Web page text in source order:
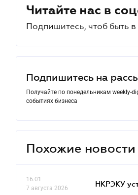
Читайте нас в
Подпишитесь, чтоб быть в
Подпишитесь на
Получайте по понедельникам weekly-
событиях бизнеса
Похожие новости
16.01
7 августа 2026
НКРЭКУ